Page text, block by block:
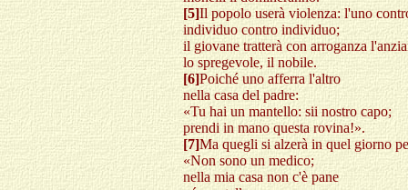
[5]Il popolo userà violenza: l'uno
individuo contro individuo;
il giovane tratterà con arroganza
lo spregevole, il nobile.
[6]Poiché uno afferra l'altro
nella casa del padre:
«Tu hai un mantello: sii nostro capo;
prendi in mano questa rovina!».
[7]Ma quegli si alzerà in quel giorno
«Non sono un medico;
nella mia casa non c'è pane